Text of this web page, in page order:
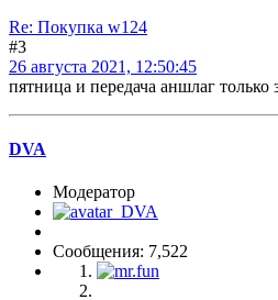
Re: Покупка w124
#3
26 августа 2021, 12:50:45
пятница и передача аншлаг только
DVA
Модератор
Сообщения: 7,522